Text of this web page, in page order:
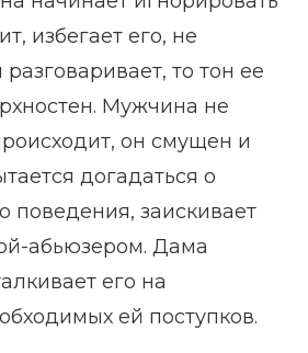
избегает его, не
то тон ее
Мужчина не
он смущен и
догадаться о
поведения, заискивает
абьюзером. Дама
его на
ей поступков.